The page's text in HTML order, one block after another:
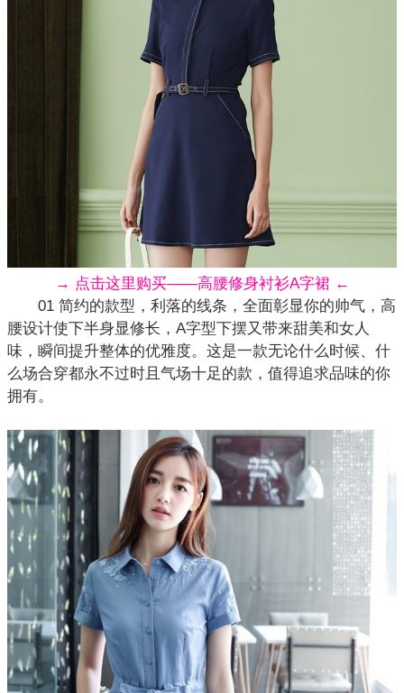
→ 点击这里购买——高腰修身衬衫A字裙 ←
01 简约的款型，利落的线条，全面彰显你的帅气，高
腰设计使下半身显修长，A字型下摆又带来甜美和女人
味，瞬间提升整体的优雅度。这是一款无论什么时候、什
么场合穿都永不过时且气场十足的款，值得追求品味的你
拥有。